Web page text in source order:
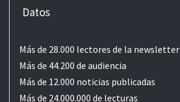
Datos
Más de 28.000 lectores de la newsletter
Más de 44.200 de audiencia
Más de 12.000 noticias publicadas
Más de 24.000.000 de lecturas